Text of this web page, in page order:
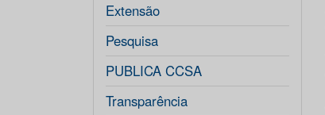
Extensão
Pesquisa
PUBLICA CCSA
Transparência